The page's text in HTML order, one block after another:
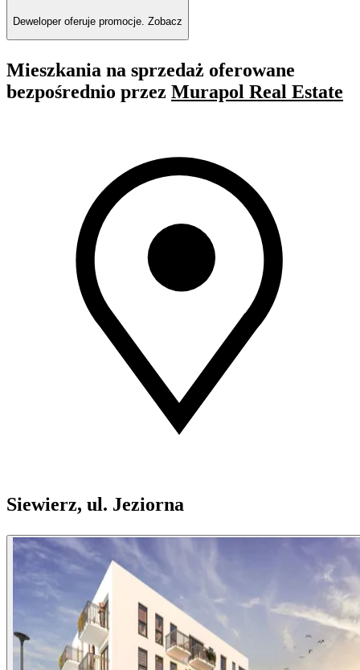
Deweloper oferuje promocje. Zobacz
Mieszkania na sprzedaż oferowane
bezpośrednio przez Murapol Real Estate
Siewierz, ul. Jeziorna